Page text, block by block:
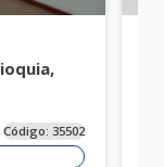
Código: 35502